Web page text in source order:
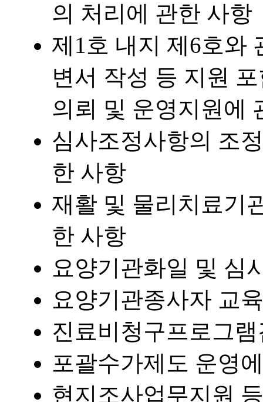
의 처리에 관한 사항
제1호 내지 제6호와
변서 작성 등 지원
의뢰 및 운영지원에
심사조정사항의 조
한 사항
재활 및 물리치료기
한 사항
요양기관화일 및 심
요양기관종사자 교
진료비청구프로그
포괄수가제도 운영
현지조사업무지원